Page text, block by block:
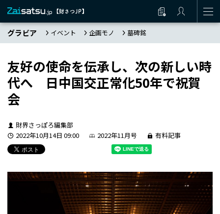
グラビア イベント 企画モノ 墓碑銘
友好の使命を伝承し、次の新しい時
代へ 日中国交正常化50年で祝賀
会
財界さっぽろ編集部
2022年10月14日 09:00
2022年11月号 有料記事